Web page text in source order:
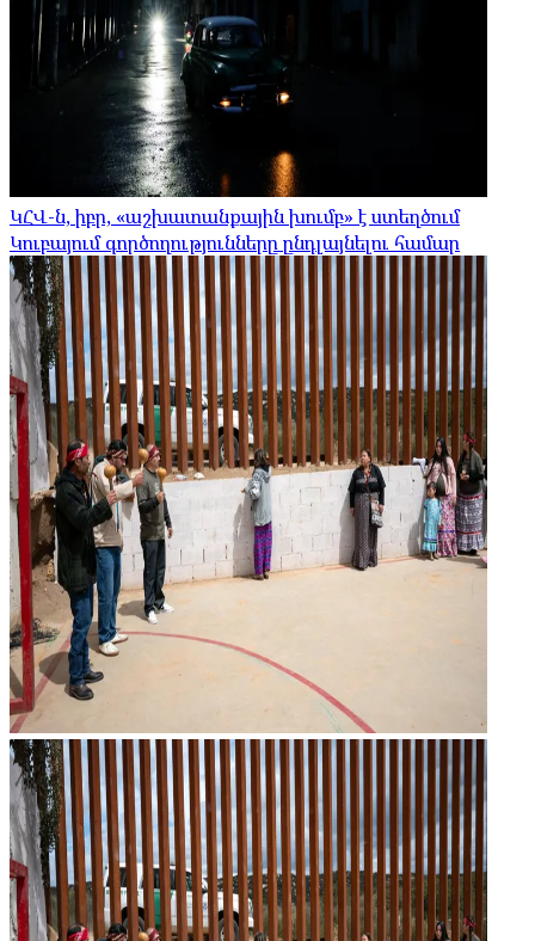
ԿՀՎ-ն, իբր, «աշխատանքային խումբ» է ստեղծում
Կուբայում գործողությունները ընդլայնելու համար